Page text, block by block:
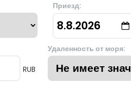
Приезд:
8.8.2026
RUB
Удаленность от моря: